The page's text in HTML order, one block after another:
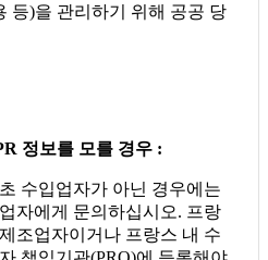
등)을 관리하기 위해 공공 당
정보를 모를 경우 :
수입업자가 아닌 경우에는
자에게 문의하십시오. 프랑
조업자이거나 프랑스 내 수